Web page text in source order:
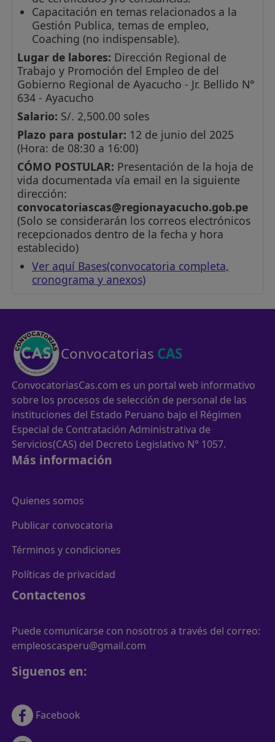
Capacitación en temas relacionados a la
Gestión Publica, temas de empleo,
Coaching (no indispensable).
Lugar de labores: Dirección Regional de
Trabajo y Promoción del Empleo de del
Gobierno Regional de Ayacucho - Jr. Bellido N°
634 - Ayacucho
Salario: S/. 2,500.00 soles
Plazo para postular: 12 de junio del 2025
(Hora: de 08:30 a 16:00)
CÓMO POSTULAR: Presentación de la hoja de
vida documentada vía email en la siguiente
dirección:
convocatoriascas@regionayacucho.gob.pe
(Solo se considerarán los correos electrónicos
recepcionados dentro de la fecha y hora
establecido)
Ver aquí Bases(convocatoria completa,
cronograma y anexos)
Convocatorias CAS
ConvocatoriasCas.com es un portal web informativo
sobre los procesos de selección de personal de las
instituciones del Estado Peruano bajo el Régimen
Especial de Contratación Administrativa de
Servicios(CAS) del Decreto Legislativo N° 1057.
Más información
Quienes somos
Publicar convocatoria
Términos y condiciones
Políticas de privacidad
Contactenos
Puede comunicarse con nosotros a través del correo:
empleoscasperu@gmail.com
Siguenos en:
Facebook